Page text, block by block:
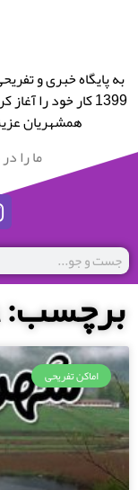
به پایگاه خبری و
1399 کار خود را
همشهریان
ما را
اماکن تفریحی